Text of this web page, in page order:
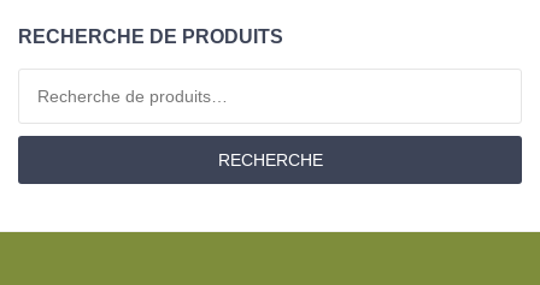
Offres D'emploi
Couettes
Lit Jumeau
RECHERCHE DE PRODUITS
RECHERCHE